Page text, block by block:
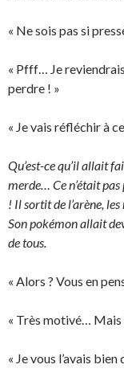
« Ne sois pas si
« Pfff… Je
perdre ! »
« Je vais réfléchir à
Qu’est-ce qu’il allait
merde… Ce n’était pas
! Il sortit de l’arène,
Son pokémon allait
de tous.
« Alors ? Vous en
« Très motivé… Mais
« Je vous l’avais bien